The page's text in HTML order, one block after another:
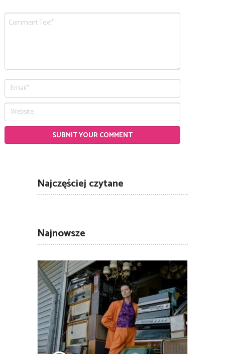
Najczęściej czytane
Najnowsze